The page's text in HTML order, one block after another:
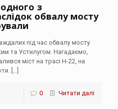
з
обвалу мосту
під час обвалу мосту
та Устилугом. Нагадаємо,
міст на трасі Н-22, на
[…]
0 Читати далі